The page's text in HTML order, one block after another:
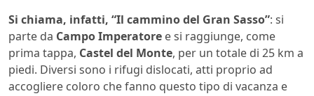
Si chiama, infatti, “Il cammino del Gran Sasso”: si
parte da Campo Imperatore e si raggiunge, come
prima tappa, Castel del Monte, per un totale di 25 km a
piedi. Diversi sono i rifugi dislocati, atti proprio ad
accogliere coloro che fanno questo tipo di vacanza e